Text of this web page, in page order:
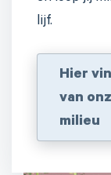
lijf.
Hier
van
milieu